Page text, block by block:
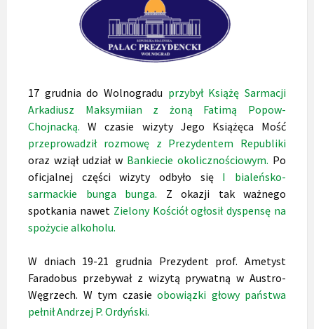
17 grudnia do Wolnogradu przybył Książę Sarmacji
Arkadiusz Maksymiian z żoną Fatimą Popow-
Chojnacką.W czasie wizyty Jego Książęca Mość
przeprowadził rozmowę z Prezydentem Republiki
oraz wziął udział w Bankiecie okolicznościowym. Po
oficjalnej części wizyty odbyło się I bialeńsko-
sarmackie bunga bunga. Z okazji tak ważnego
spotkania nawet Zielony Kościół ogłosił dyspensę na
spożycie alkoholu.
W dniach 19-21 grudnia Prezydent prof. Ametyst
Faradobus przebywał z wizytą prywatną w Austro-
Węgrzech. W tym czasie obowiązki głowy państwa
pełnił Andrzej P. Ordyński.